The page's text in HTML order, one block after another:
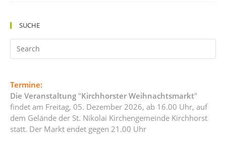
SUCHE
Termine:
Die Veranstaltung "Kirchhorster Weihnachtsmarkt"
findet am Freitag, 05. Dezember 2026, ab 16.00 Uhr, auf
dem Gelände der St. Nikolai Kirchengemeinde Kirchhorst
statt. Der Markt endet gegen 21.00 Uhr